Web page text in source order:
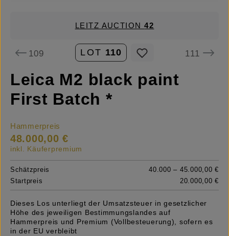
LEITZ AUCTION42
109 LOT 110 111
Leica M2 black paint
First Batch *
Hammerpreis
48.000,00 €
inkl. Käuferpremium
Schätzpreis
40.000 – 45.000,00 €
Startpreis
20.000,00 €
Dieses Los unterliegt der Umsatzsteuer in gesetzlicher
Höhe des jeweiligen Bestimmungslandes auf
Hammerpreis und Premium (Vollbesteuerung), sofern es
in der EU verbleibt